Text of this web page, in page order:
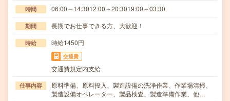
時間 06:00～14:3012:00～20:3019:00～03:30
期間 長期でお仕事できる方、大歓迎！
時給 時給1450円
交通費
交通費規定内支給
仕事内容
原料準備、原料投入、製造設備の洗浄作業、作業場清掃、
製造設備オペレーター、製品検査、製造準備作業、他…